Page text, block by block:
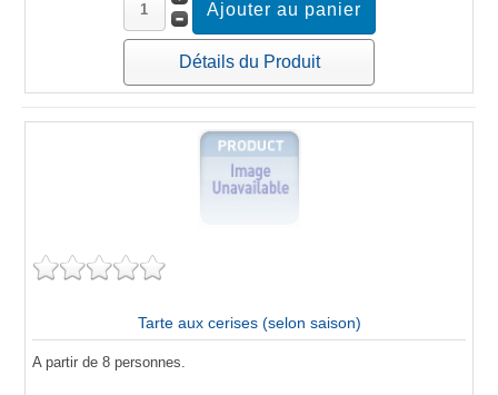
Détails du Produit
Tarte aux cerises (selon saison)
A partir de 8 personnes.